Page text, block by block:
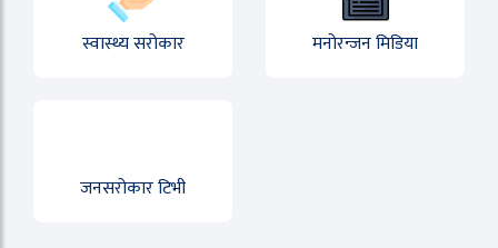
स्वास्थ्य सरोकार मनोरन्जन मिडिया
जनसरोकार टिभी